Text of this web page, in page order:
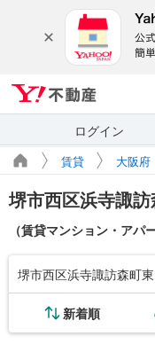
ログイン
賃貸 大阪府
堺市西区浜寺諏
（賃貸マンション・アパ
堺市西区浜寺諏訪森町東
新着順